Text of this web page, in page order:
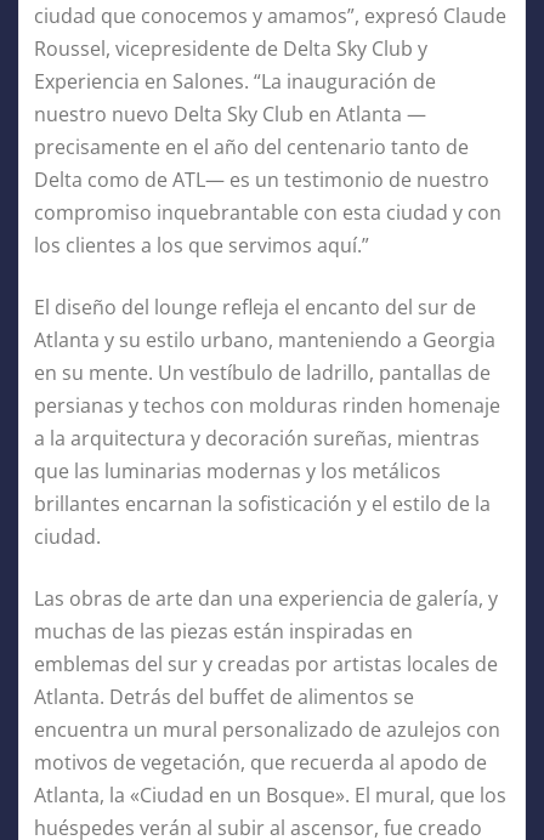
ciudad que conocemos y amamos”, expresó Claude
Roussel, vicepresidente de Delta Sky Club y
Experiencia en Salones. “La inauguración de
nuestro nuevo Delta Sky Club en Atlanta —
precisamente en el año del centenario tanto de
Delta como de ATL— es un testimonio de nuestro
compromiso inquebrantable con esta ciudad y con
los clientes a los que servimos aquí.”
El diseño del lounge refleja el encanto del sur de
Atlanta y su estilo urbano, manteniendo a Georgia
en su mente. Un vestíbulo de ladrillo, pantallas de
persianas y techos con molduras rinden homenaje
a la arquitectura y decoración sureñas, mientras
que las luminarias modernas y los metálicos
brillantes encarnan la sofisticación y el estilo de la
ciudad.
Las obras de arte dan una experiencia de galería, y
muchas de las piezas están inspiradas en
emblemas del sur y creadas por artistas locales de
Atlanta. Detrás del buffet de alimentos se
encuentra un mural personalizado de azulejos con
motivos de vegetación, que recuerda al apodo de
Atlanta, la «Ciudad en un Bosque». El mural, que los
huéspedes verán al subir al ascensor, fue creado